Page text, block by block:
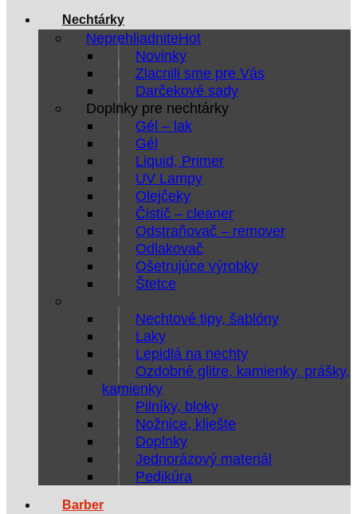
Nechtárky
Neprehliadnite
Novinky
Zlacnili sme pre Vás
Darčekové sady
Doplnky pre nechtárky
Gél – lak
Gél
Liquid, Primer
UV Lampy
Olejčeky
Čistič – cleaner
Odstraňovač – remover
Odlakovač
Ošetrujúce výrobky
Štetce
Nechtové tipy, šablóny
Laky
Lepidlá na nechty
Ozdobné glitre, kamienky, prášky,
kamienky
Pilníky, bloky
Nožnice, kliešte
Doplnky
Jednorázový materiál
Pedikúra
Barber